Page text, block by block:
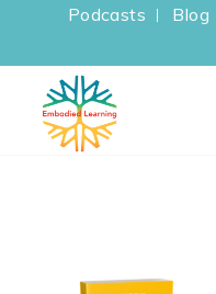
Podcasts Blog